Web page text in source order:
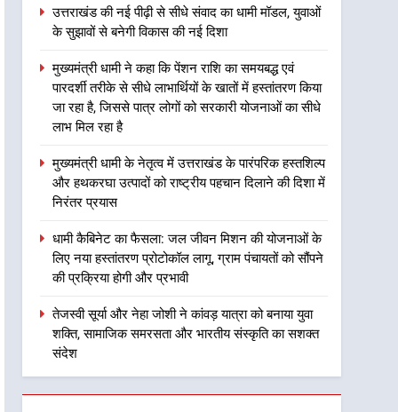
दिशा
2
राशि का समयबद्ध एवं पारदर्शी
तरीके से सीधे लाभार्थियों के खातों
में हस्तांतरण किया जा रहा है,
योजनाओं का सीधे लाभ मिल रहा है
उत्तराखंड
3
उत्तराखंड के पारंपरिक हस्तशिल्प
और हथकरघा उत्पादों को राष्ट्रीय
प्रयास
4
धामी कैबिनेट का फैसला: जल
जीवन मिशन की योजनाओं के लिए
ग्राम पंचायतों को सौंपने की
प्रक्रिया होगी और प्रभावी
5
कांवड़ यात्रा को बनाया युवा शक्ति,
सामाजिक समरसता और भारतीय
उत्तराखंड
उत्तराखंड की नई पीढ़ी से सीधे संवाद का धामी मॉडल, युवाओं
के सुझावों से बनेगी विकास की नई दिशा
मुख्यमंत्री धामी ने कहा कि पेंशन राशि का समयबद्ध एवं
पारदर्शी तरीके से सीधे लाभार्थियों के खातों में हस्तांतरण किया
जा रहा है, जिससे पात्र लोगों को सरकारी योजनाओं का सीधे
लाभ मिल रहा है
मुख्यमंत्री धामी के नेतृत्व में उत्तराखंड के पारंपरिक हस्तशिल्प
और हथकरघा उत्पादों को राष्ट्रीय पहचान दिलाने की दिशा में
निरंतर प्रयास
धामी कैबिनेट का फैसला: जल जीवन मिशन की योजनाओं के
लिए नया हस्तांतरण प्रोटोकॉल लागू, ग्राम पंचायतों को सौंपने
की प्रक्रिया होगी और प्रभावी
तेजस्वी सूर्या और नेहा जोशी ने कांवड़ यात्रा को बनाया युवा
शक्ति, सामाजिक समरसता और भारतीय संस्कृति का सशक्त
संदेश